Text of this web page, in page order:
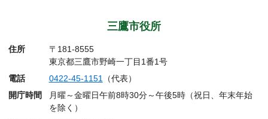
三鷹市役所
住所
〒181-8555
東京都三鷹市野崎一丁目1番1号
電話
0422-45-1151（代表）
開庁時間
月曜～金曜日午前8時30分～午後5時（祝日、年末年始
を除く）